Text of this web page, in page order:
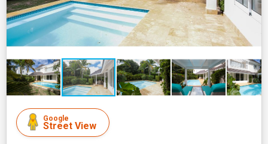
Google
Street View